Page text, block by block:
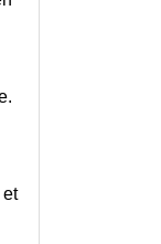
et